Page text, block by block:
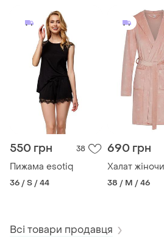
550 грн 38
Пижама esotiq
36 / S / 44
690 грн
Халат
38 / M / 46
Всі товари продавця